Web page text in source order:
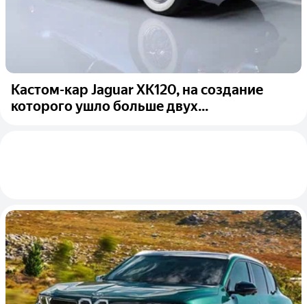
Кастом-кар Jaguar XK120, на создание
которого ушло больше двух...